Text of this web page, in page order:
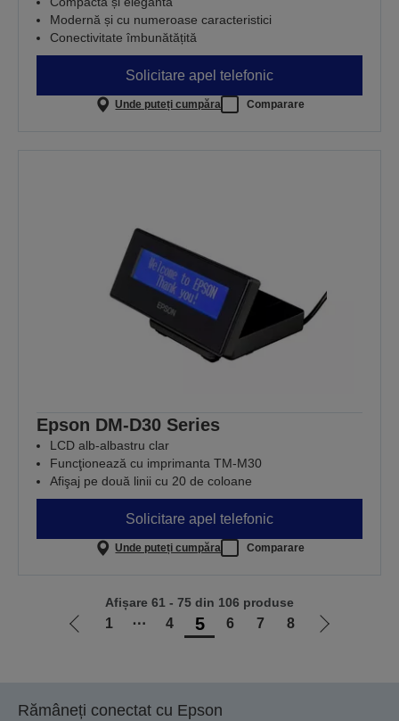
Modernă și cu numeroase caracteristici
Conectivitate îmbunătățită
Solicitare apel telefonic
Unde puteți cumpăra Comparare
Epson DM-D30 Series
LCD alb-albastru clar
Funcţionează cu imprimanta TM-M30
Afişaj pe două linii cu 20 de coloane
Solicitare apel telefonic
Unde puteți cumpăra Comparare
Mergi
1 ⋯ 4 5 6 7 8
Mergi
Afișare 61 - 75 din 106 produse
Rămâneți conectat cu Epson